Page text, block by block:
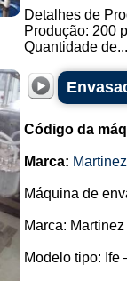
Detalhes de
Produção: 200
Quantidade de...
Código da
Marca:
Máquina de
Marca:
Modelo tipo: Ife